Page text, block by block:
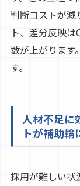
判断コストが減
ト、差分反映
数が上がります。
す。
人材不足に
トが補助輪
採用が難しい状